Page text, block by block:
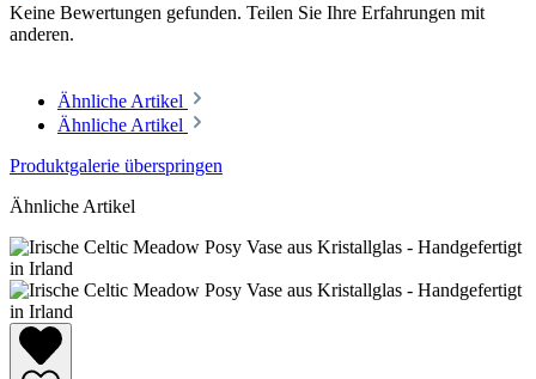
Keine Bewertungen gefunden. Teilen Sie Ihre Erfahrungen mit
anderen.
Ähnliche Artikel
Ähnliche Artikel
Produktgalerie überspringen
Ähnliche Artikel